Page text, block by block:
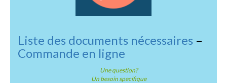
Liste des documents nécessaires –
Commande en ligne
Une question?
Un besoin specifique